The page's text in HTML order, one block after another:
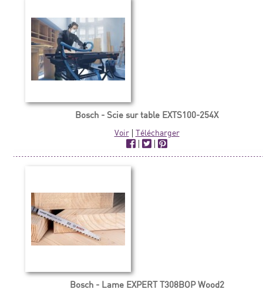
Bosch - Scie sur table EXTS100-254X
Voir| Télécharger
|
|
Bosch - Lame EXPERT T308BOP Wood2